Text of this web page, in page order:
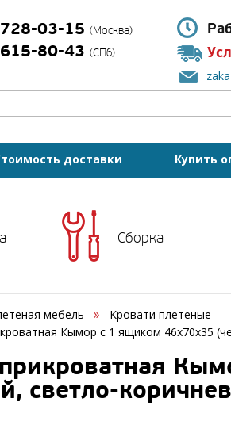
03-15 (Москва)
80-43 (СПб)
доставки Купить
Сборка
мебель
Кровати плетеные
Кымор c 1 ящиком 46х70х35
светло-